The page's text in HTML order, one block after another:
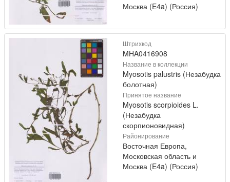
Москва (E4a) (Россия)
Штрихкод
MHA0416908
Название в коллекции
Myosotis palustris (Незабудка
болотная)
Принятое название
Myosotis scorpioides L.
(Незабудка
скорпионовидная)
Районирование
Восточная Европа,
Московская область и
Москва (E4a) (Россия)